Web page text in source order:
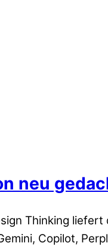
neu
Thinking
Copilot,